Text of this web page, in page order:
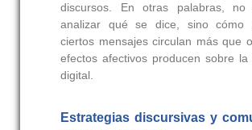
discursos. En otras palabras, no
analizar qué se dice, sino cómo
ciertos mensajes circulan más que
efectos afectivos producen sobre la
digital.
Estrategias discursivas y